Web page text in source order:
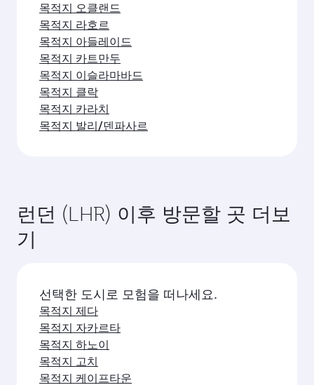
목적지 오클랜드
목적지 라호르
목적지 아들레이드
목적지 카트만두
목적지 이슬라마바드
목적지 클락
목적지 카라치
목적지 발리/덴파사르
런던 (LHR) 이후 방문할 곳 더보
기
선택한 도시로 모험을 떠나세요.
목적지 제다
목적지 자카르타
목적지 하노이
목적지 고치
목적지 케이프타운